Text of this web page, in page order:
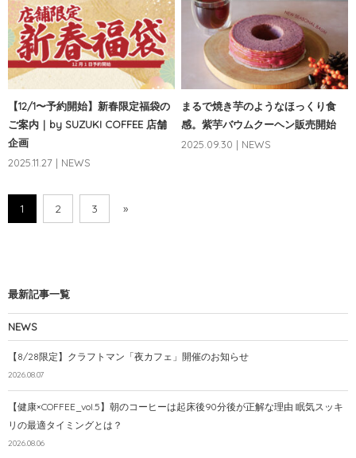
【12/1〜予約開始】新春限定福袋の
ご案内｜by SUZUKI COFFEE 店舗
企画
2025.11.27 | NEWS
まるで焼き芋のようなほっくり食
感。紫芋バウムクーヘン販売開始
2025.09.30 | NEWS
1 2 3 »
最新記事一覧
NEWS
【8/28限定】クラフトマン「夜カフェ」開催のお知らせ
2026.08.07
【健康×COFFEE_vol.5】朝のコーヒーは起床後90分後が正解な理由 眠気スッキ
リの最適タイミングとは？
2026.08.06